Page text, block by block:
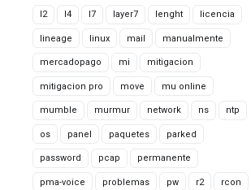
l2 l4 l7 layer7 lenght licencia
lineage linux mail manualmente
mercadopago mi mitigacion
mitigacion pro move mu online
mumble murmur network ns ntp
os panel paquetes parked
password pcap permanente
pma-voice problemas pw r2 rcon